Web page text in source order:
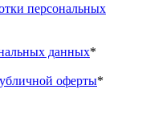
персональных
данных*
оферты*